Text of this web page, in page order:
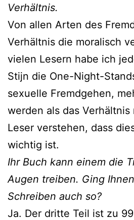
Verhältnis.
Von allen Arten des
Verhältnis die moralisch
vielen Lesern habe ich
Stijn die One-Night-
sexuelle Fremdgehen,
werden als das Verhältnis
Leser verstehen, dass
wichtig ist.
Ihr Buch kann einem die
Augen treiben. Ging
Schreiben auch so?
Ja. Der dritte Teil ist zu